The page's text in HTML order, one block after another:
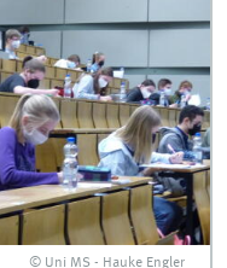
© Uni MS - Hauke Engler